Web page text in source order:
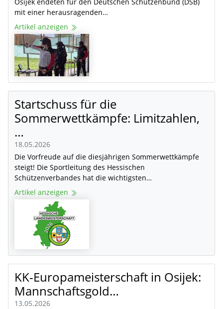
mit einer herausragenden…
Artikel anzeigen
Startschuss für die
Sommerwettkämpfe: Limitzahlen,
…
18.05.2026
Die Vorfreude auf die diesjährigen Sommerwettkämpfe
steigt! Die Sportleitung des Hessischen
Schützenverbandes hat die wichtigsten…
Artikel anzeigen
KK-Europameisterschaft in Osijek:
Mannschaftsgold…
13.05.2026